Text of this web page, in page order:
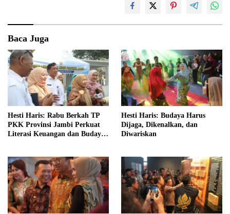
Baca Juga
Hesti Haris: Rabu Berkah TP
PKK Provinsi Jambi Perkuat
Literasi Keuangan dan Budaya
Hesti Haris: Budaya Harus
Dijaga, Dikenalkan, dan
Diwariskan